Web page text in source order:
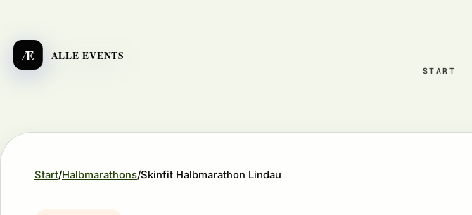
Æ ALLE EVENTS
START
Start Halbmarathons Skinfit Halbmarathon Lindau